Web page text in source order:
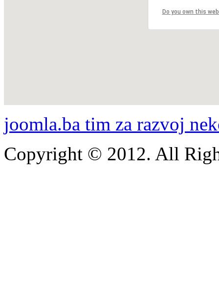
Do you own this
joomla.ba tim za razvoj
Copyright © 2012. All